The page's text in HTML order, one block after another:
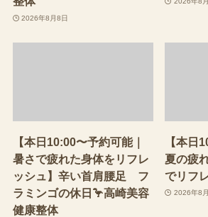
2026年8月8日
【本日10:00〜予約可能｜
暑さで疲れた身体をリフレ
ッシュ】辛い首肩腰足 フ
ラミンゴの休日🦩高崎美容
健康整体
【本日
夏の疲
でリフ
2026年8